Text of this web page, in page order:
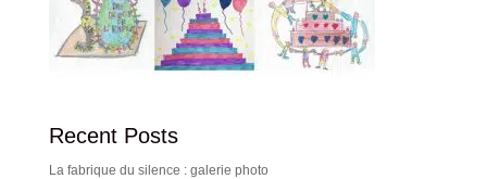
Recent Posts
La fabrique du silence : galerie photo